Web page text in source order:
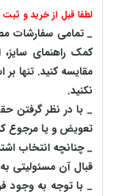
لطفا قبل از خرید و
_ تمامی سفارشات
کمک راهنمای
مقایسه کنید. تنها
نکنید.
_ با در نظر گرفتن
تعویض و یا مرجوع
_ چنانچه انتخاب
قبال آن مسئولیتی
_ با توجه به‌ وجود